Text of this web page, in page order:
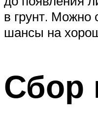
в грунт. Можно
шансы на
Сбор